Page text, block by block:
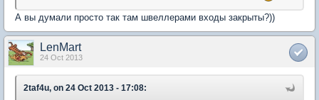
А вы думали просто так там швеллерами входы закрыты?))
LenMart
24 Oct 2013
2taf4u, on 24 Oct 2013 - 17:08: